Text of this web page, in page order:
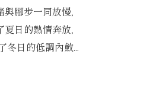
與腳步一同放慢，
夏日的熱情奔放，
冬日的低調內斂...